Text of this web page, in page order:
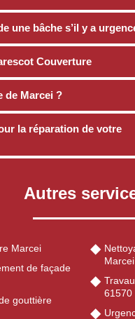
une bâche s’il y a
Couverture
de Marcei ?
la réparation de votre
Autres
Marcei
de façade
gouttière
Marcei
61570